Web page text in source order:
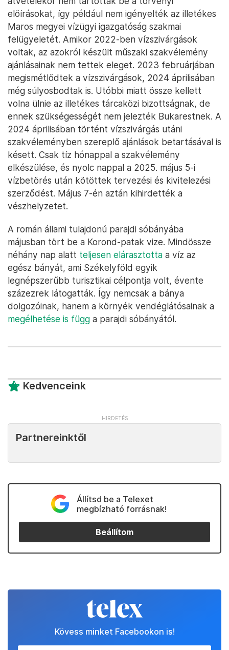
előírásokat, így például nem igényelték az illetékes
Maros megyei vízügyi igazgatóság szakmai
felügyeletét. Amikor 2022-ben vízszivárgások
voltak, az azokról készült műszaki szakvélemény
ajánlásainak nem tettek eleget. 2023 februárjában
megismétlődtek a vízszivárgások, 2024 áprilisában
még súlyosbodtak is. Utóbbi miatt össze kellett
volna ülnie az illetékes tárcaközi bizottságnak, de
ennek szükségességét nem jelezték Bukarestnek. A
2024 áprilisában történt vízszivárgás utáni
szakvéleményben szereplő ajánlások betartásával is
késett. Csak tíz hónappal a szakvélemény
elkészülése, és nyolc nappal a 2025. május 5-i
vízbetörés után kötöttek tervezési és kivitelezési
szerződést. Május 7-én aztán kihirdették a
vészhelyzetet.
A román állami tulajdonú parajdi sóbányába
májusban tört be a Korond-patak vize. Mindössze
néhány nap alatt teljesen elárasztotta a víz az
egész bányát, ami Székelyföld egyik
legnépszerűbb turisztikai célpontja volt, évente
százezrek látogatták. Így nemcsak a bánya
dolgozóinak, hanem a környék vendéglátósainak a
megélhetése is függ a parajdi sóbányától.
Kedvenceink
Partnereinktől
Állítsd be a Telexet
megbízható forrásnak!
Beállítom
Kövess minket Facebookon is!